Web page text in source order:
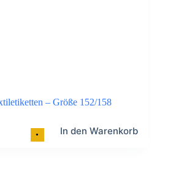
•
– Größe 152/158
In den Warenkorb